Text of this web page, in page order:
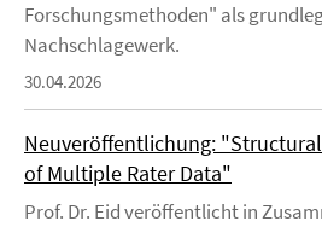
Forschungsmethoden" als
Nachschlagewerk.
30.04.2026
Neuveröffentlichung:
of Multiple Rater Data"
Prof. Dr. Eid veröffentlicht in